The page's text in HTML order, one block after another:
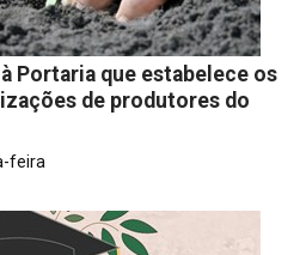
Portaria que estabelece os
de produtores do
feira